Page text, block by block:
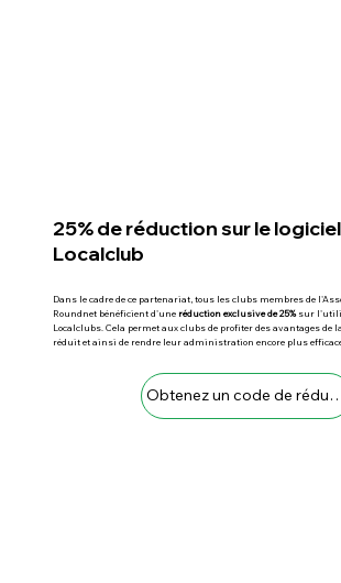
25% de réduction sur le
Localclub
Dans le cadre de ce partenariat, tous les clubs membres de
Roundnet bénéficient d'une réduction exclusive de 25%sur
Localclubs. Cela permet aux clubs de profiter des avantages de
réduit et ainsi de rendre leur administration encore plus
Obtenez un code